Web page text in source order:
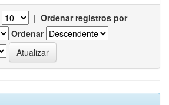
| Ordenar registros por
Ordenar